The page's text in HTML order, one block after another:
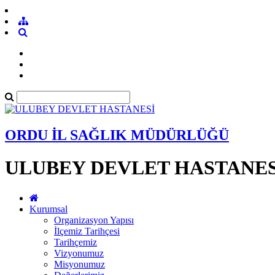
ORDU İL SAĞLIK MÜDÜRLÜĞÜ
ULUBEY DEVLET
Kurumsal
Organizasyon Yapısı
İlçemiz Tarihçesi
Tarihçemiz
Vizyonumuz
Misyonumuz